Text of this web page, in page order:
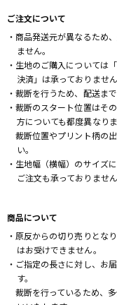
ご注文について
・商品発送元が異なるため
ません。
・生地のご購入については
決済」は承っておりませ
・裁断を行うため、配送ま
・裁断のスタート位置はそ
方についても都度異なり
裁断位置やプリント柄の
い。
・生地幅（横幅）のサイズ
ご注文も承っておりません
商品について
・原反からの切り売りとな
はお受けできません。
・ご指定の長さに対し、お
す。
裁断を行っているため、